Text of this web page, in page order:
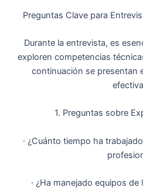
Preguntas Clave para
Durante la entrevista, es
exploren competencias
continuación se presentan
1. Preguntas sobre
· ¿Cuánto tiempo ha
· ¿Ha manejado equipos